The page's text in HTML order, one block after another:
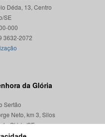
Déda, 13, Centro
SE
000
da Glória
Sertão
Neto, km 3, Silos
Glória/SE
000